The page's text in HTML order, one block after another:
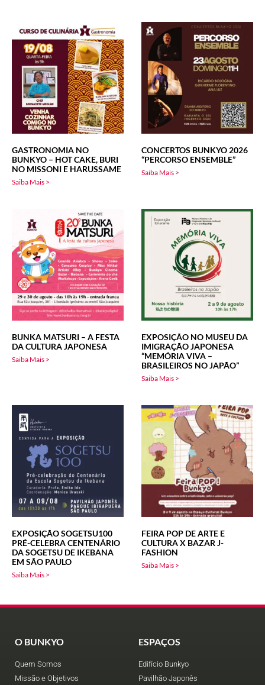
GASTRONOMIA NO
BUNKYO – HOT CAKE, BURI
NO MISSONI E HARUSSAME
Saiba Mais >
CONCERTOS BUNKYO 2026
“PERCORSO ENSEMBLE”
Saiba Mais >
BUNKA MATSURI – A FESTA
DA CULTURA JAPONESA
Saiba Mais >
EXPOSIÇÃO NO MUSEU DA
IMIGRAÇÃO JAPONESA
“MEMÓRIA VIVA –
BRASILEIROS NO JAPÃO”
Saiba Mais >
EXPOSIÇÃO SOGETSU100
PRÉ-CELEBRA CENTENÁRIO
DA SOGETSU DE IKEBANA
EM SÃO PAULO
Saiba Mais >
FEIRA POP DE ARTE E
CULTURA X BAZAR J-
FASHION
Saiba Mais >
O BUNKYO
Quem Somos
Missão e Objetivos
ESPAÇOS
Edifício Bunkyo
Pavilhão Japonês